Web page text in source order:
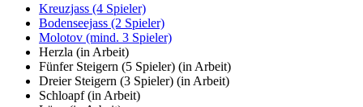
Kreuzjass (4 Spieler)
Bodenseejass (2 Spieler)
Molotov (mind. 3 Spieler)
Herzla (in Arbeit)
Fünfer Steigern (5 Spieler) (in Arbeit)
Dreier Steigern (3 Spieler) (in Arbeit)
Schloapf (in Arbeit)